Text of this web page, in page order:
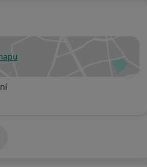
v nové záložce